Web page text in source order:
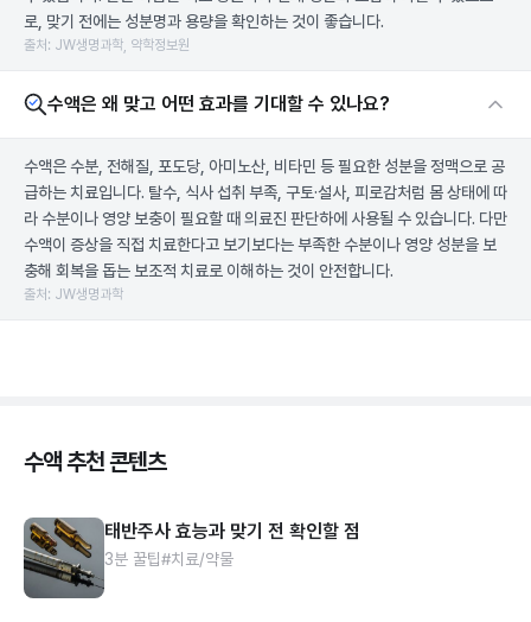
로, 맞기 전에는 성분명과 용량을 확인하는 것이 좋습니다.
출처: JW생명과학, 약학정보원
수액은 왜 맞고 어떤 효과를 기대할 수 있나요?
수액은 수분, 전해질, 포도당, 아미노산, 비타민 등 필요한 성분을 정맥으로 공
급하는 치료입니다. 탈수, 식사 섭취 부족, 구토·설사, 피로감처럼 몸 상태에 따
라 수분이나 영양 보충이 필요할 때 의료진 판단하에 사용될 수 있습니다. 다만
수액이 증상을 직접 치료한다고 보기보다는 부족한 수분이나 영양 성분을 보
충해 회복을 돕는 보조적 치료로 이해하는 것이 안전합니다.
출처: JW생명과학
수액 추천 콘텐츠
태반주사 효능과 맞기 전 확인할 점
3분 꿀팁#치료/약물